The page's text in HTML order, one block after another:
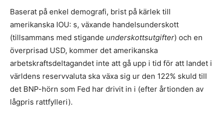
Baserat på enkel demografi, brist på kärlek till
amerikanska IOU: s, växande handelsunderskott
(tillsammans med stigande underskottsutgifter) och en
överprisad USD, kommer det amerikanska
arbetskraftsdeltagandet inte att gå upp i tid för att landet i
världens reservvaluta ska växa sig ur den 122% skuld till
det BNP-hörn som Fed har drivit in i (efter årtionden av
lågpris rattfylleri).